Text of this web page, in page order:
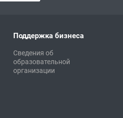
Поддержка бизнеса
Сведения об
образовательной
организации